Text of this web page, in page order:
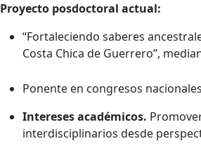
Proyecto posdoctoral actual:
“Fortaleciendo saberes
Costa Chica de Guerrero”,
Ponente en congresos
Intereses académicos.
interdisciplinarios desde